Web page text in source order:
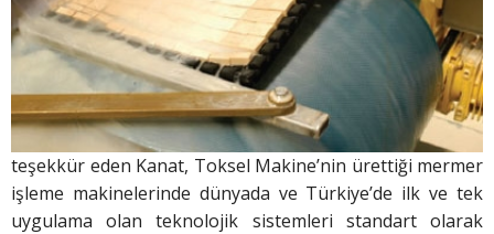
teşekkür eden Kanat, Toksel Makine’nin ürettiği mermer
işleme makinelerinde dünyada ve Türkiye’de ilk ve tek
uygulama olan teknolojik sistemleri standart olarak